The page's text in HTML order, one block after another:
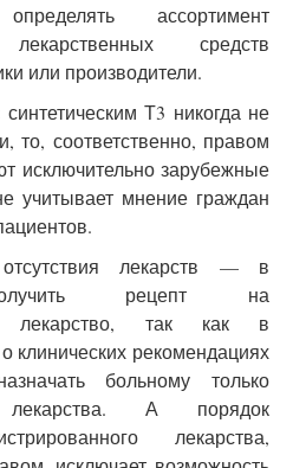
ассортимент
лекарственных средств
или производители.
Т3 никогда не
то, соответственно, правом
исключительно зарубежные
учитывает мнение граждан
лекарств — в
рецепт на
лекарство, так как в
клинических рекомендациях
больному только
лекарства. А порядок
лекарства,